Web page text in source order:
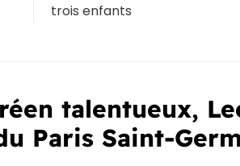
trois enfants
talentueux,
Paris Saint-